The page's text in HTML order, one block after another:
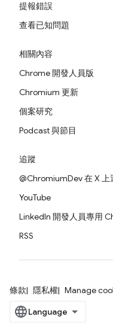
提報錯誤
查看已知問題
相關內容
Chrome 開發人員版
Chromium 更新
個案研究
Podcast 與節目
追蹤
@ChromiumDev 在 X 上
YouTube
LinkedIn 開發人員專用
RSS
條款 隱私權 Manage